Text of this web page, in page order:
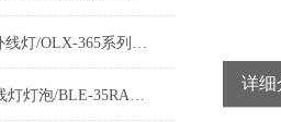
OPX-365紫外线灯/OLX-365系列黑光灯与区别
高强度紫外线灯灯泡/BLE-35RA紫外线灯泡/聚光型紫外线灯泡
详细